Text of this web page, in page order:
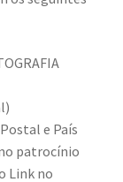
e País
patrocínio
Link no